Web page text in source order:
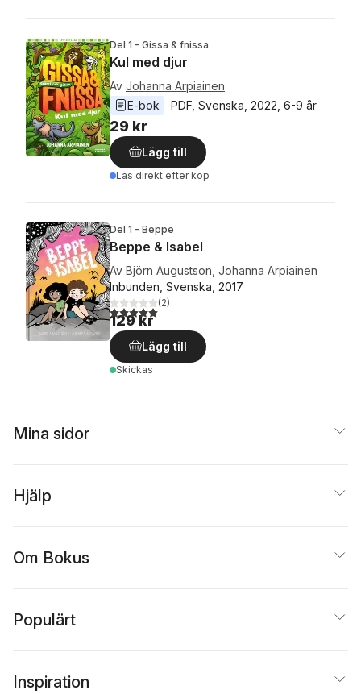
Del 1 - Gissa & fnissa
Kul med djur
Av Johanna Arpiainen
E-bok
PDF Svenska 2022 6-9 år
29 kr
Lägg till
Läs direkt efter köp
Del 1 - Beppe
Beppe & Isabel
Av Björn Augustson Johanna Arpiainen
Inbunden, Svenska, 2017
5,0utav 5 stjärnor. Totalt antal röster:
(2)
129 kr
Lägg till
Skickas
Mina sidor
Hjälp
Om Bokus
Populärt
Inspiration